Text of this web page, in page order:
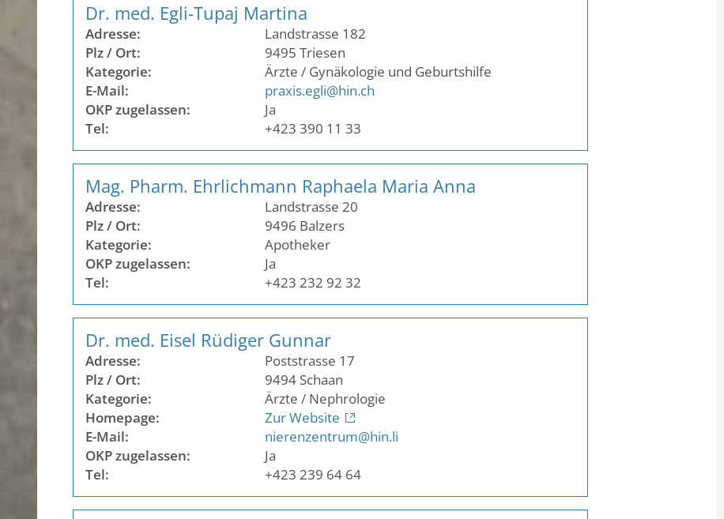
Dr. med. Egli-Tupaj Martina
Adresse:
Landstrasse 182
Plz / Ort:
9495 Triesen
Kategorie:
Ärzte / Gynäkologie und Geburtshilfe
E-Mail:
praxis.egli@hin.ch
OKP zugelassen:
Ja
Tel:
+423 390 11 33
Mag. Pharm. Ehrlichmann Raphaela Maria Anna
Adresse:
Landstrasse 20
Plz / Ort:
9496 Balzers
Kategorie:
Apotheker
OKP zugelassen:
Ja
Tel:
+423 232 92 32
Dr. med. Eisel Rüdiger Gunnar
Adresse:
Poststrasse 17
Plz / Ort:
9494 Schaan
Kategorie:
Ärzte / Nephrologie
Homepage:
Zur Website
E-Mail:
nierenzentrum@hin.li
OKP zugelassen:
Ja
Tel:
+423 239 64 64